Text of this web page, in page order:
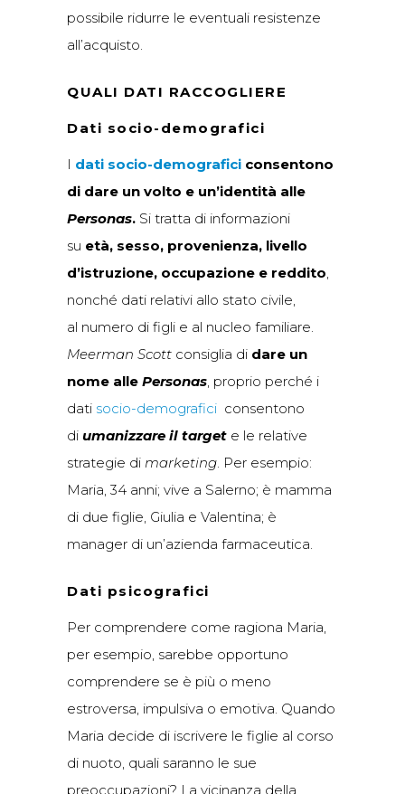
possibile ridurre le eventuali resistenze
all’acquisto.
QUALI DATI RACCOGLIERE
Dati socio-demografici
I dati socio-demografici consentono
di dare un volto e un’identità alle
Personas. Si tratta di informazioni
su età, sesso, provenienza, livello
d’istruzione, occupazione e reddito,
nonché dati relativi allo stato civile,
al numero di figli e al nucleo familiare.
Meerman Scott consiglia di dare un
nome alle Personas, proprio perché i
dati socio-demografici consentono
di umanizzare il target e le relative
strategie di marketing. Per esempio:
Maria, 34 anni; vive a Salerno; è mamma
di due figlie, Giulia e Valentina; è
manager di un’azienda farmaceutica.
Dati psicografici
Per comprendere come ragiona Maria,
per esempio, sarebbe opportuno
comprendere se è più o meno
estroversa, impulsiva o emotiva. Quando
Maria decide di iscrivere le figlie al corso
di nuoto, quali saranno le sue
preoccupazioni? La vicinanza della